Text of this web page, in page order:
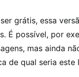
grátis, essa
É possível, por
mas ainda
de qual seria este